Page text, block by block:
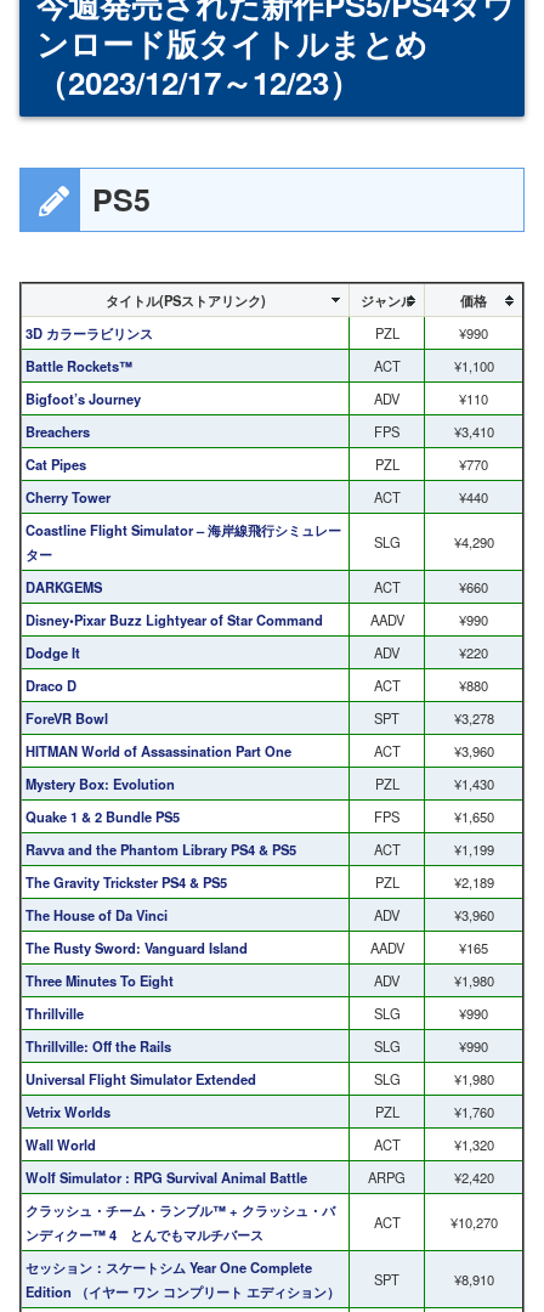
ンロード版タイトルまとめ
（2023/12/17～12/23）
PS5
タイトル(PSストアリンク) ジャンル
価格
3D カラーラビリンス
PZL
¥990
Battle Rockets™
ACT
¥1,100
Bigfoot’s Journey
ADV
¥110
Breachers
FPS
¥3,410
Cat Pipes
PZL
¥770
Cherry Tower
ACT
¥440
Coastline Flight Simulator – 海岸線飛行シミュレー
ター
SLG ¥4,290
DARKGEMS ACT
¥660
Disney•Pixar Buzz Lightyear of Star Command
AADV
¥990
Dodge It
ADV
¥220
Draco D
ACT
¥880
ForeVR Bowl
SPT
¥3,278
HITMAN World of Assassination Part One
ACT
¥3,960
Mystery Box: Evolution
PZL
¥1,430
Quake 1 & 2 Bundle PS5
FPS
¥1,650
Ravva and the Phantom Library PS4 & PS5
ACT
¥1,199
The Gravity Trickster PS4 & PS5
PZL
¥2,189
The House of Da Vinci
ADV
¥3,960
The Rusty Sword: Vanguard Island
AADV
¥165
Three Minutes To Eight
ADV
¥1,980
Thrillville
SLG
¥990
Thrillville: Off the Rails
SLG
¥990
Universal Flight Simulator Extended
SLG
¥1,980
Vetrix Worlds
PZL
¥1,760
Wall World
ACT
¥1,320
Wolf Simulator : RPG Survival Animal Battle
ARPG
¥2,420
クラッシュ・チーム・ランブル™ + クラッシュ・バ
ンディクー™ 4 とんでもマルチバース
ACT ¥10,270
セッション：スケートシム Year One Complete
Edition （イヤー ワン コンプリート エディション）
SPT ¥8,910